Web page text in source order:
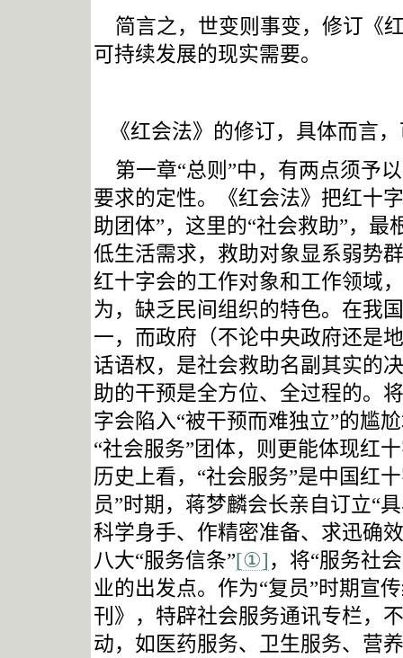
简言之，世变则事变，修订《
可持续发展的现实需要。
《红会法》的修订，具体而言
第一章“总则”中，有两点须予
要求的定性。
《红会法》把红十
助团体”，这里的“社会救助”，
低生活需求，救助对象显系弱势
红十字会的工作对象和工作领域
为，缺乏民间组织的特色。在我
一，而政府（不论中央政府还是
话语权，是社会救助名副其实的
助的干预是全方位、全过程的。
字会陷入“被干预而难独立”的尴
“社会服务”团体，则更能体现红
历史上看，“社会服务”是中国红
员”时期，蒋梦麟会长亲自订立“
科学身手、作精密准备、求迅确
八大“服务信条”[①] ，将“服务社
业的出发点。作为“复员”时期
刊》，特辟社会服务通讯专栏，
动，如医药服务、卫生服务、营